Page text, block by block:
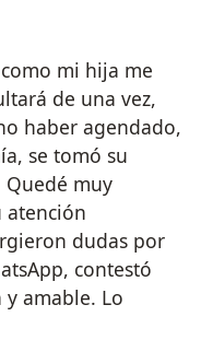
mi hija me
de una vez,
haber agendado,
se tomó su
muy
atención
dudas por
contestó
amable. Lo